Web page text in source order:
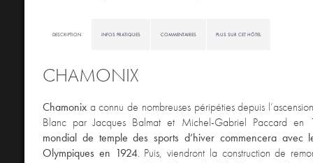
DESCRIPTION INFOS PRATIQUES COMMENTAIRES PLUS SUR CET HÔTEL
CHAMONIX
Chamonix a connu de nombreuses péripéties depuis
Blanc par Jacques Balmat et Michel-Gabriel Paccard
mondial de temple des sports d’hiver commencera avec
Olympiques en 1924. Puis, viendront la construction de